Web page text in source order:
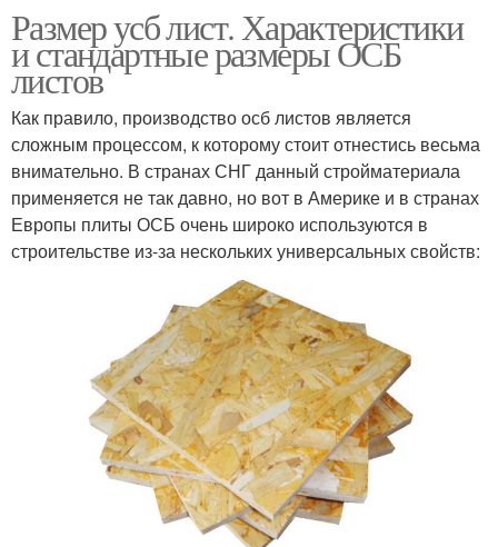
Размер усб лист. Характеристики
и стандартные размеры ОСБ
листов
Как правило, производство осб листов является
сложным процессом, к которому стоит отнестись весьма
внимательно. В странах СНГ данный стройматериала
применяется не так давно, но вот в Америке и в странах
Европы плиты ОСБ очень широко используются в
строительстве из-за нескольких универсальных свойств: